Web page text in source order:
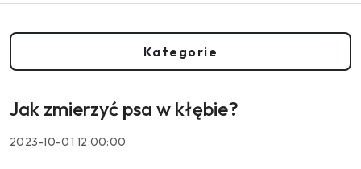
Kategorie
Jak zmierzyć psa w kłębie?
2023-10-01 12:00:00